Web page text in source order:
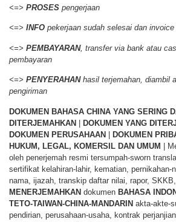
<=> PROSES pengerjaan
<=> INFO pekerjaan sudah selesai dan invoice
<=> PEMBAYARAN, transfer via bank atau
pembayaran
<=> PENYERAHANhasil terjemahan, diambil
pengiriman
DOKUMEN BAHASA CHINA YANG SERING
DITERJEMAHKAN | DOKUMEN YANG
DOKUMEN PERUSAHAAN | DOKUMEN
HUKUM, LEGAL, KOMERSIL DAN UMUM |
oleh penerjemah resmi tersumpah-sworn
sertifikat kelahiran-lahir, kematian, pernikahan-
nama, ijazah, transkip daftar nilai, rapor,
MENERJEMAHKAN dokumen BAHASA
TETO-TAIWAN-CHINA-MANDARIN akta-akte-
pendirian, perusahaan-usaha, kontrak